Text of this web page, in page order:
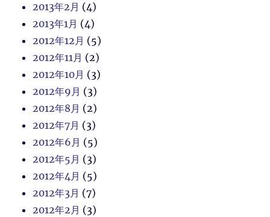
2013年2月 (4)
2013年1月 (4)
2012年12月 (5)
2012年11月 (2)
2012年10月 (3)
2012年9月 (3)
2012年8月 (2)
2012年7月 (3)
2012年6月 (5)
2012年5月 (3)
2012年4月 (5)
2012年3月 (7)
2012年2月 (3)